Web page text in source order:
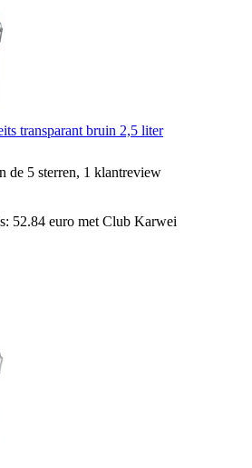
transparant bruin 2,5 liter
de 5 sterren, 1 klantreview
52.84 euro met Club Karwei